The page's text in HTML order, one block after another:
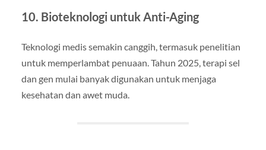
10. Bioteknologi untuk Anti-Aging
Teknologi medis semakin canggih, termasuk penelitian
untuk memperlambat penuaan. Tahun 2025, terapi sel
dan gen mulai banyak digunakan untuk menjaga
kesehatan dan awet muda.